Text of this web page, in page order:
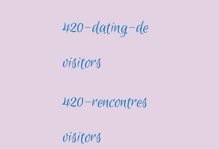
420-dating-de
visitors
420-rencontres
visitors